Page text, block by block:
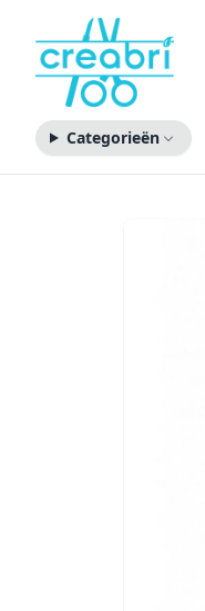
Categorieën